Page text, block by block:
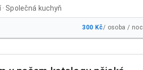
· Společná kuchyň
300 Kč/ osoba / noc